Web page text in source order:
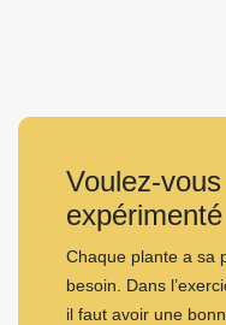
Voulez-
Chaque plante a sa
besoin. Dans
il faut avoir une